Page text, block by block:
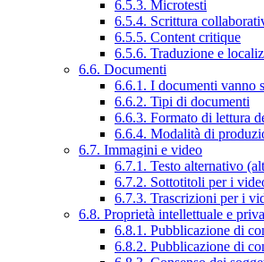
6.5.3. Microtesti
6.5.4. Scrittura
6.5.5. Content critique
6.5.6. Traduzione e
6.6. Documenti
6.6.1. I documenti vanno
6.6.2. Tipi di documenti
6.6.3. Formato di lettura
6.6.4. Modalità di
6.7. Immagini e video
6.7.1. Testo alternativo
6.7.2. Sottotitoli per i
6.7.3. Trascrizioni per i
6.8. Proprietà intellettuale e
6.8.1. Pubblicazione di
6.8.2. Pubblicazione di